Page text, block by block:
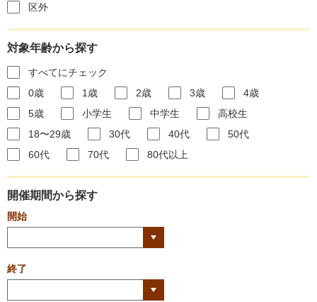
区外
対象年齢から探す
すべてにチェック
0歳
1歳 2歳 3歳
4歳
5歳
小学生 中学生
高校生
18〜29歳
30代 40代
50代
60代
70代 80代以上
開催期間から探す
開始
終了